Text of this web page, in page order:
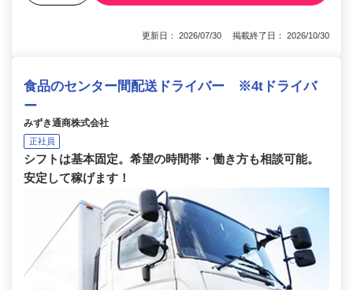
更新日： 2026/07/30 掲載終了日： 2026/10/30
食品のセンター間配送ドライバー ※4tドライバ
ー
みずき通商株式会社
正社員
シフトは基本固定。希望の時間帯・働き方も相談可能。
安定して稼げます！